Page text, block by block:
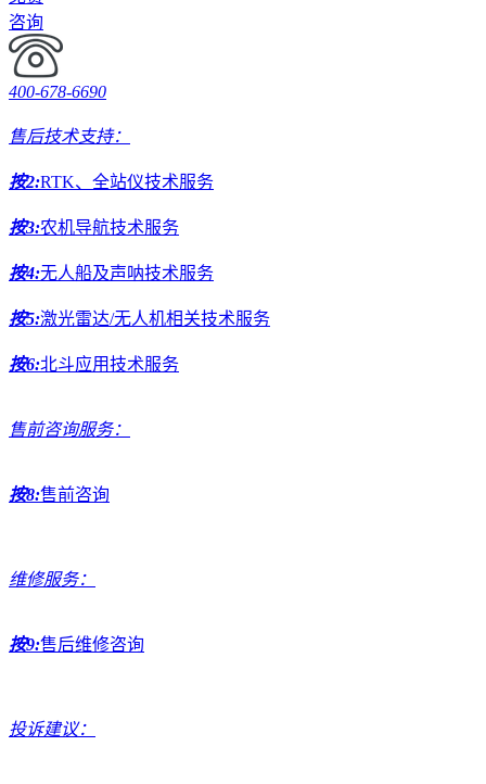
咨询
400-678-6690
售后技术支持：
按2:RTK、全站仪技术服务
按3:农机导航技术服务
按4:无人船及声呐技术服务
按5:激光雷达/无人机相关技术服务
按6:北斗应用技术服务
售前咨询服务：
按8:售前咨询
维修服务：
按9:售后维修咨询
投诉建议：